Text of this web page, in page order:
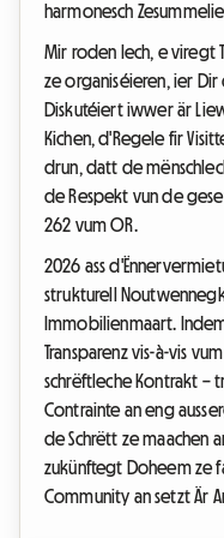
harmonesch
Mir roden Iech, e viregt
ze organiséieren, ier
Diskutéiert iwwer är
Kichen, d'Regele fir
drun, datt de
de Respekt vun de
262 vum OR.
2026 ass
strukturell
Immobilienmaart.
Transparenz vis-à-vis
schrëftleche Kontrakt –
Contrainte an eng
de Schrëtt ze maachen
zukünftegt Doheem ze
Community an setzt Är